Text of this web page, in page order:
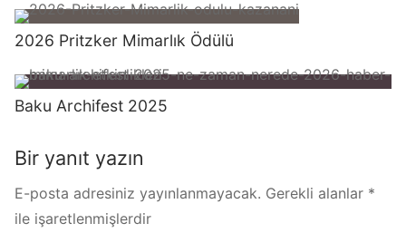
2026 Pritzker Mimarlık Ödülü
Baku Archifest 2025
Bir yanıt yazın
E-posta adresiniz yayınlanmayacak. Gerekli alanlar *
ile işaretlenmişlerdir